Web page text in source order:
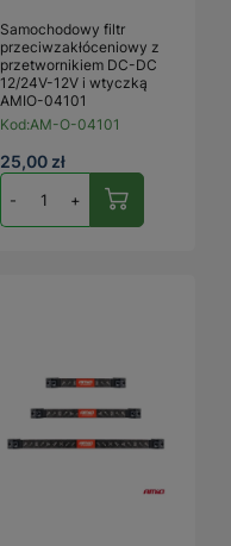
Samochodowy filtr
przeciwzakłóceniowy z
przetwornikiem DC-DC
12/24V-12V i wtyczką
AMIO-04101
Kod:AM-O-04101
25,00 zł
- +